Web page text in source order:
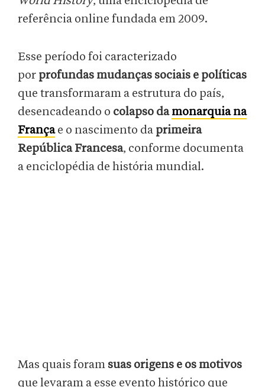
referência online fundada em 2009.
Esse período foi caracterizado
por profundas mudanças sociais e políticas
que transformaram a estrutura do país,
desencadeando o colapso damonarquia na
França e o nascimento da primeira
República Francesa, conforme documenta
a enciclopédia de história mundial.
Mas quais foram suas origens e os motivos
que levaram a esse evento histórico que